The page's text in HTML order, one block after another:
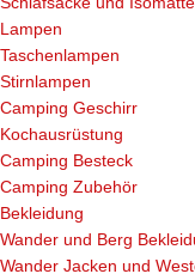
Lampen
Taschenlampen
Stirnlampen
Camping Geschirr
Kochausrüstung
Camping Besteck
Camping Zubehör
Bekleidung
Wander und Berg
Wander Jacken und